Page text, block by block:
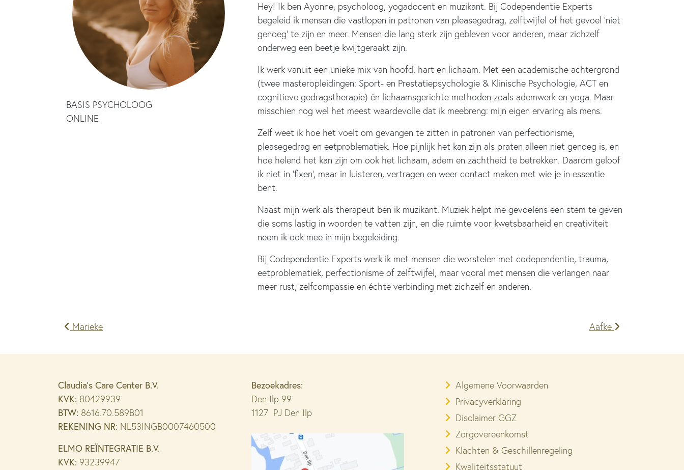
BASIS PSYCHOLOOG
ONLINE
Hey! Ik ben Ayonne, psycholoog, yogadocent en muzikant. Bij Codependentie Experts
begeleid ik mensen die vastlopen in patronen van pleasegedrag, zelftwijfel of het gevoel ‘niet
genoeg’ te zijn en meer. Mensen die lang sterk zijn gebleven voor anderen, maar zichzelf
onderweg een beetje kwijtgeraakt zijn.
Ik werk vanuit een unieke mix van hoofd, hart en lichaam. Met een academische achtergrond
(twee masteropleidingen: Sport- en Prestatiepsychologie & Klinische Psychologie, ACT en
cognitieve gedragstherapie) én lichaamsgerichte methoden zoals ademwerk en yoga. Maar
misschien nog wel het meest waardevolle dat ik meebreng: mijn eigen ervaring als mens.
Zelf weet ik hoe het voelt om gevangen te zitten in patronen van perfectionisme,
pleasegedrag en eetproblematiek. Hoe pijnlijk het kan zijn als praten alleen niet genoeg is, en
hoe helend het kan zijn om ook het lichaam, adem en zachtheid te betrekken. Daarom geloof
ik niet in ‘fixen’, maar in luisteren, vertragen en weer contact maken met wie je in essentie
bent.
Naast mijn werk als therapeut ben ik muzikant. Muziek helpt me gevoelens een stem te geven
die soms lastig in woorden te vatten zijn, en die ruimte voor kwetsbaarheid en creativiteit
neem ik ook mee in mijn begeleiding.
Bij Codependentie Experts werk ik met mensen die worstelen met codependentie, trauma,
eetproblematiek, perfectionisme of zelftwijfel, maar vooral met mensen die verlangen naar
meer rust, zelfcompassie en échte verbinding met zichzelf en anderen.
Bericht
Marieke Aafke
Claudia’s Care Center B.V.
KVK: 80429939
BTW: 8616.70.589B01
REKENING NR: NL53INGB0007460500
ELMO REÏNTEGRATIE B.V.
KVK: 93239947
Bezoekadres:
Den Ilp 99
1127 PJ Den Ilp
Algemene Voorwaarden
Privacyverklaring
Disclaimer GGZ
Zorgovereenkomst
Klachten & Geschillenregeling
Kwaliteitsstatuut